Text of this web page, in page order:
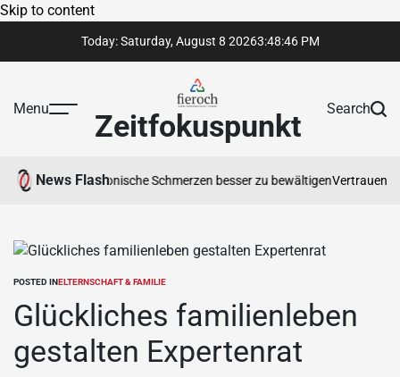
Skip to content
Today: Saturday, August 8 20263:48:47 PM
Menu Zeitfokuspunkt Search
News Flash
hilft, chronische Schmerzen besser zu bewältigen
POSTED INELTERNSCHAFT & FAMILIE
Glückliches familienleben
gestalten Expertenrat